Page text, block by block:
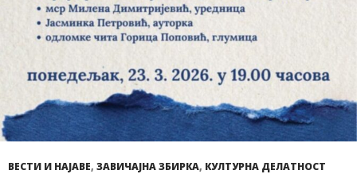
ВЕСТИ И НАЈАВЕ, ЗАВИЧАЈНА ЗБИРКА, КУЛТУРНА ДЕЛАТНОСТ